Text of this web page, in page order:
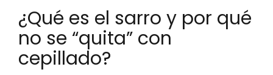
¿Qué es el sarro y por qué
no se “quita” con
cepillado?